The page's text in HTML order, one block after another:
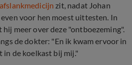
zit, nadat Johan
voor hen moest uittesten. In
meer over deze "ontboezeming".
de dokter: "En ik kwam ervoor in
in de koelkast bij mij."